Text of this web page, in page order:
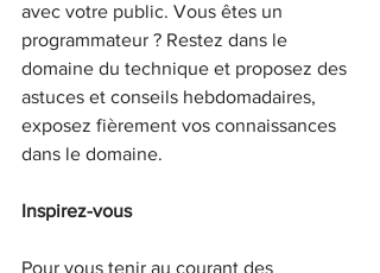
avec votre public. Vous êtes un
programmateur ? Restez dans le
domaine du technique et proposez des
astuces et conseils hebdomadaires,
exposez fièrement vos connaissances
dans le domaine.
Inspirez-vous
Pour vous tenir au courant des